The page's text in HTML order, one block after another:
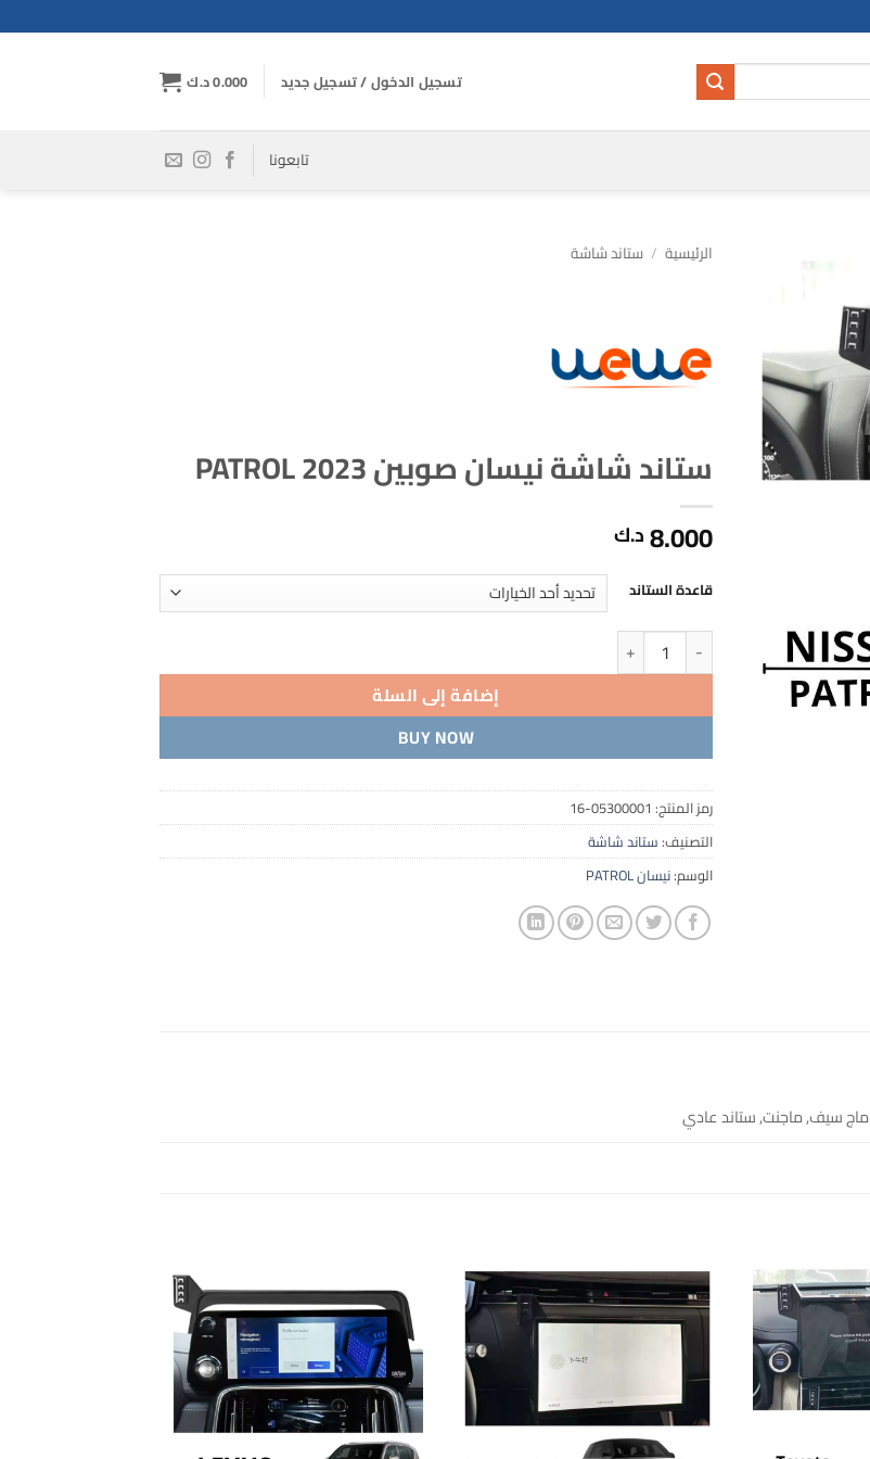
تسجيل الدخول / تسجيل جديد 0.000د.ك
تابعونا
الرئيسية / ستاند شاشة
ستاند شاشة نيسان صوبين PATROL 2023
8.000د.ك
قاعدة الستاند
كمية ستاند شاشة نيسان صوبين PATROL 2023
إضافة إلى السلة
BUY NOW
رمز المنتج: 05300001-16
التصنيف:ستاند شاشة
الوسم:نيسان PATROL
ماج سيف, ماجنت, ستاند عادي